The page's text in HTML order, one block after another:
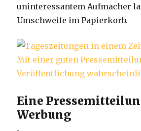
uninteressantem Aufmacher
Umschweife im Papierkorb.
Eine
Werbung